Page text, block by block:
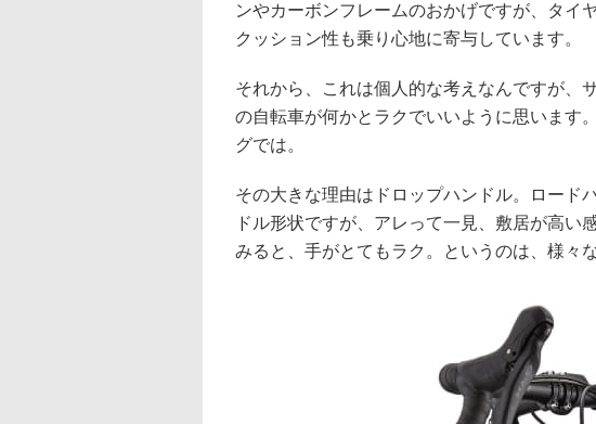
ンやカーボンフレームのおかげですが、タイ
クッション性も乗り心地に寄与しています。
それから、これは個人的な考えなんですが、
の自転車が何かとラクでいいように思います
グでは。
その大きな理由はドロップハンドル。ロード
ドル形状ですが、アレって一見、敷居が高い
みると、手がとてもラク。というのは、様々